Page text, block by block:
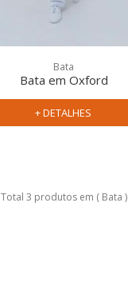
Bata
Bata em Oxford
+ DETALHES
Total 3 produtos em ( Bata )